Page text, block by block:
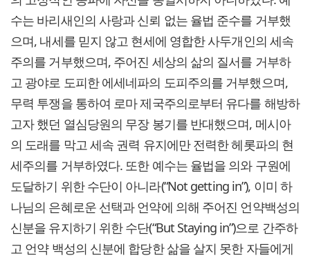
수는 바리새인의 사랑과 신뢰 없는 율법 준수를 거부했
으며, 내세를 믿지 않고 현세에 영합한 사두개인의 세속
주의를 거부했으며, 주어진 세상의 삶의 질서를 거부하
고 광야로 도피한 에세네파의 도피주의를 거부했으며,
무력 투쟁을 통하여 로마 제국주의로부터 유다를 해방하
고자 했던 열심당원의 무장 봉기를 반대했으며, 메시아
의 도래를 막고 세속 권력 유지에만 전력한 헤롯파의 현
세주의를 거부하였다. 또한 예수는 율법을 의와 구원에
도달하기 위한 수단이 아니라(“Not getting in”), 이미 하
나님의 은혜로운 선택과 언약에 의해 주어진 언약백성의
신분을 유지하기 위한 수단(“But Staying in”)으로 간주하
고 언약 백성의 신분에 합당한 삶을 살지 못한 자들에게